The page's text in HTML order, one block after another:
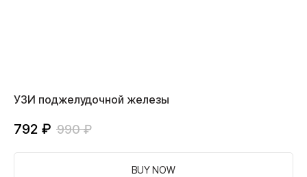
УЗИ поджелудочной железы
792 ₽ 990 ₽
BUY NOW